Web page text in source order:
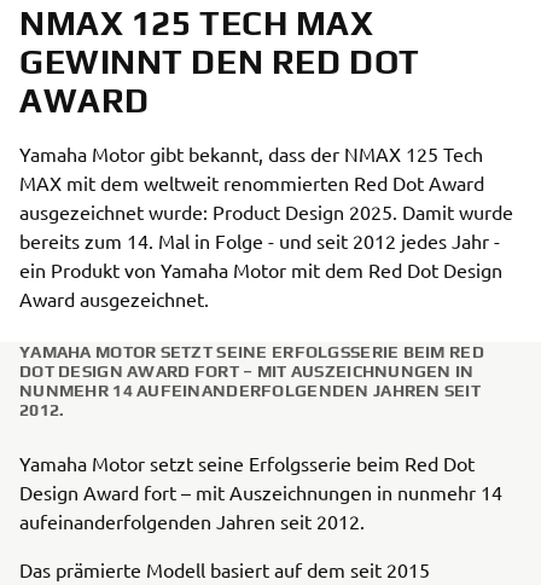
NMAX 125 TECH MAX
GEWINNT DEN RED DOT
AWARD
Yamaha Motor gibt bekannt, dass der NMAX 125 Tech
MAX mit dem weltweit renommierten Red Dot Award
ausgezeichnet wurde: Product Design 2025. Damit wurde
bereits zum 14. Mal in Folge - und seit 2012 jedes Jahr -
ein Produkt von Yamaha Motor mit dem Red Dot Design
Award ausgezeichnet.
YAMAHA MOTOR SETZT SEINE ERFOLGSSERIE BEIM RED
DOT DESIGN AWARD FORT – MIT AUSZEICHNUNGEN IN
NUNMEHR 14 AUFEINANDERFOLGENDEN JAHREN SEIT
2012.
Yamaha Motor setzt seine Erfolgsserie beim Red Dot
Design Award fort – mit Auszeichnungen in nunmehr 14
aufeinanderfolgenden Jahren seit 2012.
Das prämierte Modell basiert auf dem seit 2015